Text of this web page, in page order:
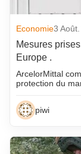
Economie3
Mesures
Europe .
ArcelorMittal
protection du
piwi